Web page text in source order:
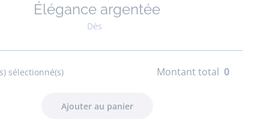
Ajouter à mes favoris : Élégance argentée
Élégance argentée
Dès
sélectionné(s) Montant total 0